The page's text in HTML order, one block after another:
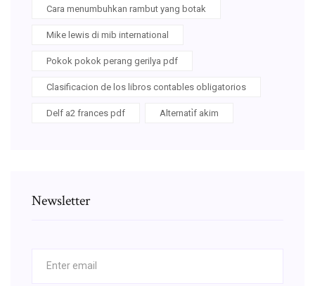
Cara menumbuhkan rambut yang botak
Mike lewis di mib international
Pokok pokok perang gerilya pdf
Clasificacion de los libros contables obligatorios
Delf a2 frances pdf Alternati̇f akim
Newsletter